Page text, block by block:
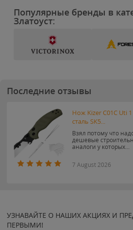
Популярные бренды в
Златоуст:
Последние отзывы
Нож Kizer C01C Uti
сталь SK5...
Взял потому что
дешевые
аналоги у которых...
7 August 2026
УЗНАВАЙТЕ О НАШИХ АКЦИЯХ И
ПЕРВЫМИ!